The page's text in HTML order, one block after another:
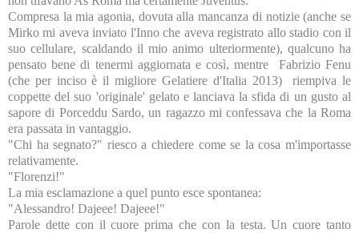
Compresa la mia agonia, dovuta alla mancanza di notizie (anche se
Mirko mi aveva inviato l'Inno che aveva registrato allo stadio con il
suo cellulare, scaldando il mio animo ulteriormente), qualcuno ha
pensato bene di tenermi aggiornata e così, mentre Fabrizio Fenu
(che per inciso è il migliore Gelatiere d'Italia 2013) riempiva le
coppette del suo 'originale' gelato e lanciava la sfida di un gusto al
sapore di Porceddu Sardo, un ragazzo mi confessava che la Roma
era passata in vantaggio.
"Chi ha segnato?" riesco a chiedere come se la cosa m'importasse
relativamente.
"Florenzi!"
La mia esclamazione a quel punto esce spontanea:
"Alessandro! Dajeee! Dajeee!"
Parole dette con il cuore prima che con la testa. Un cuore tanto